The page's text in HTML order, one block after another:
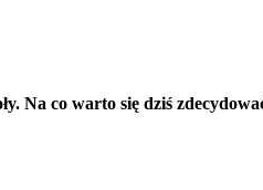
Na co warto się dziś